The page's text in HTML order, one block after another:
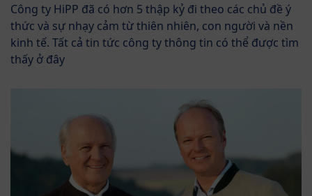
Công ty HiPP đã có hơn 5 thập kỷ đi theo các chủ đề ý
thức và sự nhạy cảm từ thiên nhiên, con người và nền
kinh tế. Tất cả tin tức công ty thông tin có thể được tìm
thấy ở đây